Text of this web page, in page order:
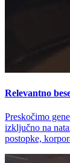
Relevantno
Preskočimo
izključno na
postopke,